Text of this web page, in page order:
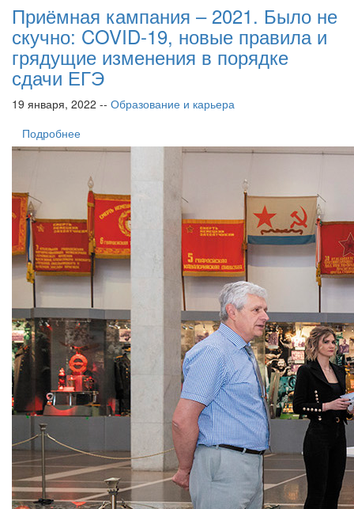
Приёмная кампания – 2021. Было не
скучно: COVID-19, новые правила и
грядущие изменения в порядке
сдачи ЕГЭ
19 января, 2022 -- Образование и карьера
Подробнее